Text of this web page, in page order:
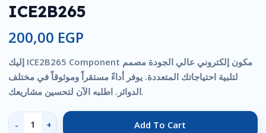
ICE2B265
200,00 EGP
إليك ICE2B265 Component مكون إلكتروني عالي الجودة مصمم
لتلبية احتياجاتك المتعددة. يوفر أداءً مستقراً وموثوقاً في مختلف
الدوائر. اطلبه الآن لتحسين مشاريعك.
Add To Cart